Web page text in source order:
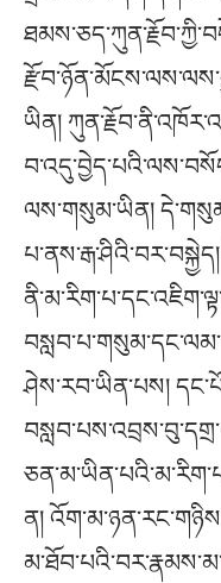
ཡིན།
ལས་གསུམ་ཡིན།
ཤེས་རབ་ཡིན་པས།
ན།